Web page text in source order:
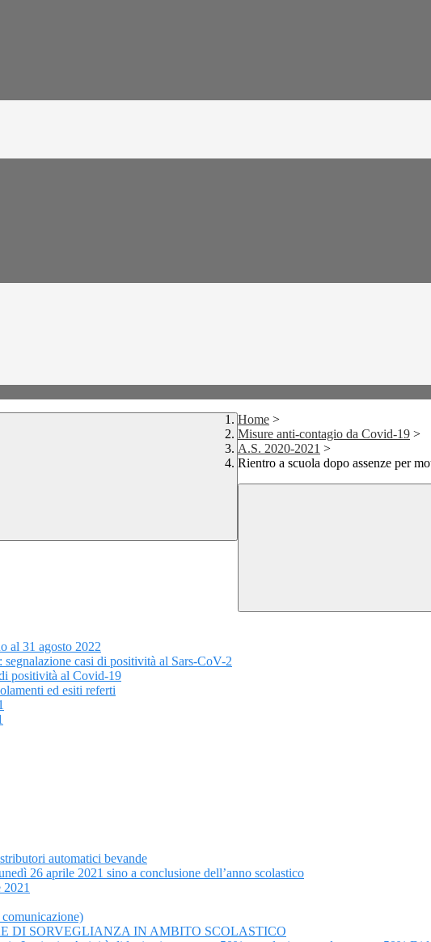
Home >
Misure anti-contagio da Covid-19 >
A.S. 2020-2021 >
Rientro a scuola dopo assenze per
al 31 agosto 2022
casi di positività al Sars-CoV-2
positività al Covid-19
ed esiti referti
automatici bevande
26 aprile 2021 sino a conclusione dell’anno scolastico
DI SORVEGLIANZA IN AMBITO SCOLASTICO